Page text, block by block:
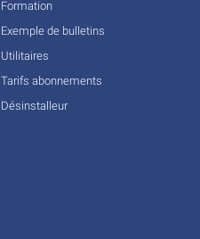
Formation
Exemple de bulletins
Utilitaires
Tarifs abonnements
Désinstalleur